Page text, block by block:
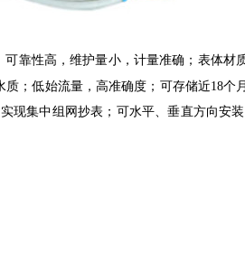
靠性高，维护量小，计量准确；表体材
质；低始流量，高准确度；可存储近18个
现集中组网抄表；可水平、垂直方向安